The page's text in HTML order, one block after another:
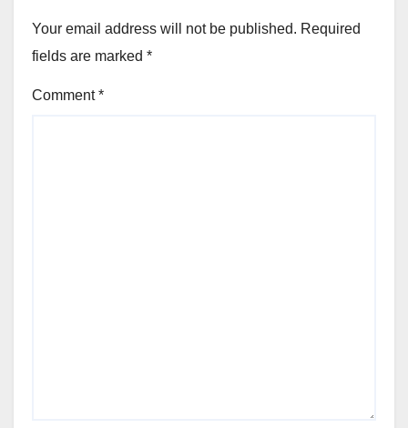
Your email address will not be published. Required
fields are marked *
Comment*